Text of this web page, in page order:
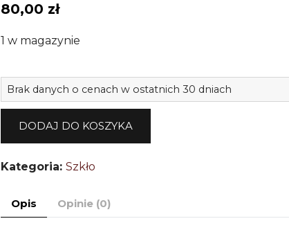
80,00 zł
1 w magazynie
Brak danych o cenach w ostatnich 30 dniach
DODAJ DO KOSZYKA
Kategoria: Szkło
Opis Opinie (0)